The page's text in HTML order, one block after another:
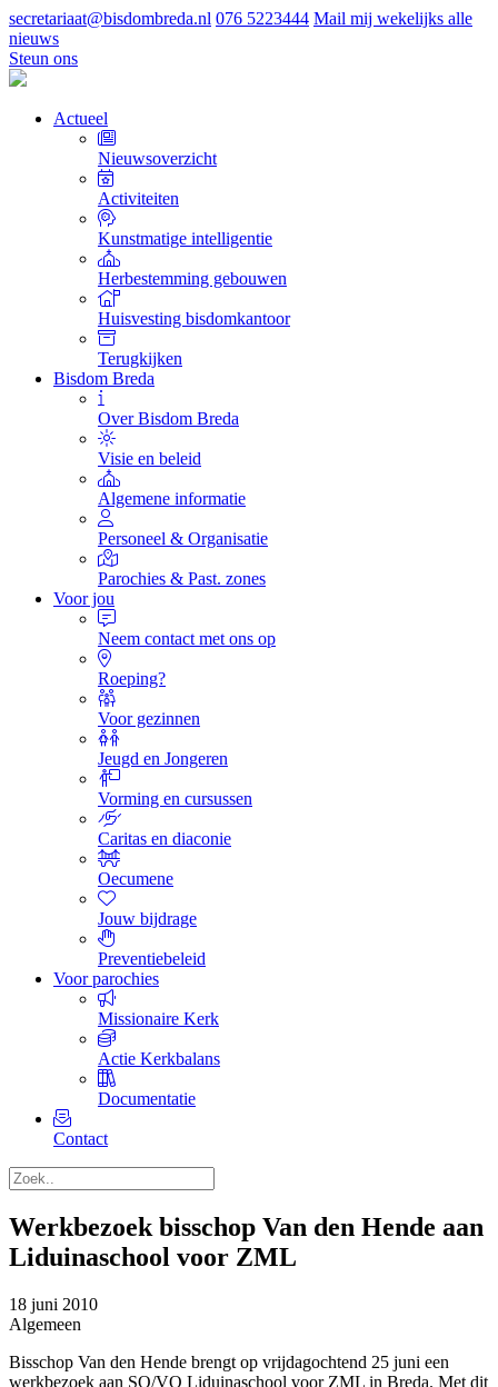
secretariaat@bisdombreda.nl 076 5223444 Mail mij wekelijks alle
nieuws
Steun ons
Actueel
Nieuwsoverzicht
Activiteiten
Kunstmatige intelligentie
Herbestemming gebouwen
Huisvesting bisdomkantoor
Terugkijken
Bisdom Breda
Over Bisdom Breda
Visie en beleid
Algemene informatie
Personeel & Organisatie
Parochies & Past. zones
Voor jou
Neem contact met ons op
Roeping?
Voor gezinnen
Jeugd en Jongeren
Vorming en cursussen
Caritas en diaconie
Oecumene
Jouw bijdrage
Preventiebeleid
Voor parochies
Missionaire Kerk
Actie Kerkbalans
Documentatie
Contact
Werkbezoek bisschop Van den Hende aan
Liduinaschool voor ZML
18 juni 2010
Algemeen
Bisschop Van den Hende brengt op vrijdagochtend 25 juni een
werkbezoek aan SO/VO Liduinaschool voor ZML in Breda. Met dit